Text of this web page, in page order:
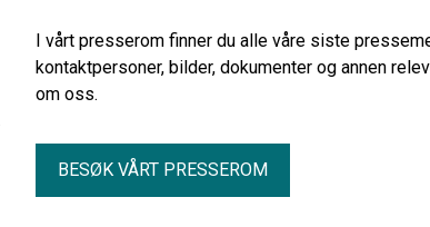
I vårt presserom finner du alle våre siste
kontaktpersoner, bilder, dokumenter og annen
om oss.
BESØK VÅRT PRESSEROM